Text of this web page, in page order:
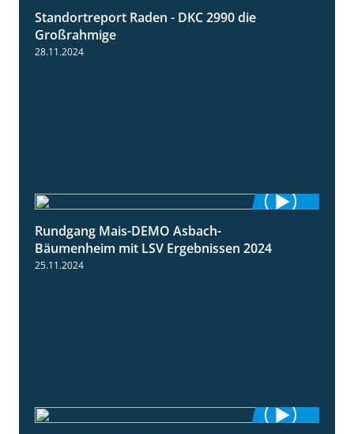
Standortreport Raden - DKC 2990 die
Großrahmige
28.11.2024
Rundgang Mais-DEMO Asbach-
Bäumenheim mit LSV Ergebnissen 2024
25.11.2024